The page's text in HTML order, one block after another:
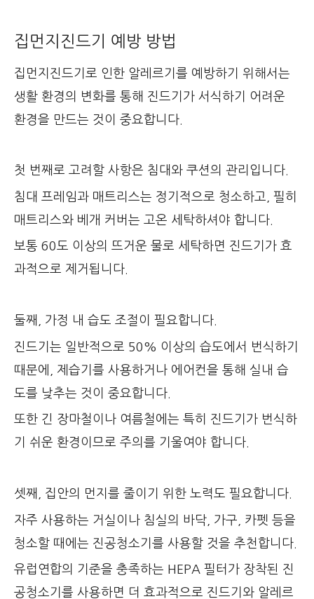
집먼지진드기 예방 방법
집먼지진드기로 인한 알레르기를 예방하기 위해서는
생활 환경의 변화를 통해 진드기가 서식하기 어려운
환경을 만드는 것이 중요합니다.
첫 번째로 고려할 사항은 침대와 쿠션의 관리입니다.
침대 프레임과 매트리스는 정기적으로 청소하고, 필히
매트리스와 베개 커버는 고온 세탁하셔야 합니다.
보통 60도 이상의 뜨거운 물로 세탁하면 진드기가 효
과적으로 제거됩니다.
둘째, 가정 내 습도 조절이 필요합니다.
진드기는 일반적으로 50% 이상의 습도에서 번식하기
때문에, 제습기를 사용하거나 에어컨을 통해 실내 습
도를 낮추는 것이 중요합니다.
또한 긴 장마철이나 여름철에는 특히 진드기가 번식하
기 쉬운 환경이므로 주의를 기울여야 합니다.
셋째, 집안의 먼지를 줄이기 위한 노력도 필요합니다.
자주 사용하는 거실이나 침실의 바닥, 가구, 카펫 등을
청소할 때에는 진공청소기를 사용할 것을 추천합니다.
유럽연합의 기준을 충족하는 HEPA 필터가 장착된 진
공청소기를 사용하면 더 효과적으로 진드기와 알레르